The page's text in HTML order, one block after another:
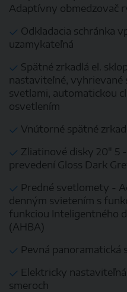
Adaptívny obmedzovač
Odkladacia schránka
uzamykateľná
Spätné zrkadlá el.
nastaviteľné, vyhrievané
svetlami, automatickou
osvetlením
Vnútorné spätné
Zliatinové disky 20" 5
prevedení Gloss Dark
Predné svetlomety -
denným svietením s
funkciou Inteligentného
(AHBA)
Pevná panoramatická
Elektricky
smeroch